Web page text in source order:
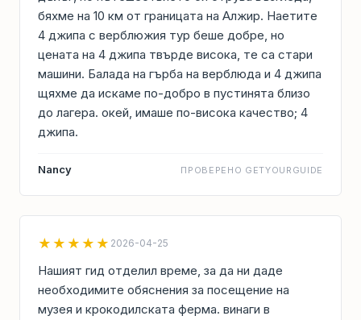
бяхме на 10 км от границата на Алжир. Наетите
4 джипа с верблюжия тур беше добре, но
цената на 4 джипа твърде висока, те са стари
машини. Балада на гърба на верблюда и 4 джипа
щяхме да искаме по-добро в пустинята близо
до лагера. окей, имаше по-висока качество; 4
джипа.
Nancy ПРОВЕРЕНО GETYOURGUIDE
★★★★★ 2026-04-25
Нашият гид отделил време, за да ни даде
необходимите обяснения за посещение на
музея и крокодилската ферма. винаги в